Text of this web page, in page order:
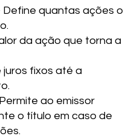
quantas ações o
da ação que torna a
fixos até a
ao emissor
o título em caso de